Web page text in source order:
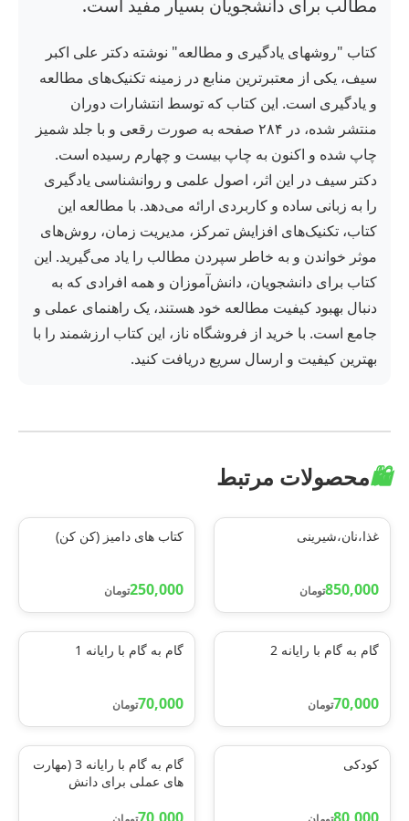
مطالب برای دانشجویان بسیار مفید است.
کتاب "روشهای یادگیری و مطالعه" نوشته دکتر علی اکبر
سیف، یکی از معتبرترین منابع در زمینه تکنیک‌های مطالعه
و یادگیری است. این کتاب که توسط انتشارات دوران
منتشر شده، در ۲۸۴ صفحه به صورت رقعی و با جلد شمیز
چاپ شده و اکنون به چاپ بیست و چهارم رسیده است.
دکتر سیف در این اثر، اصول علمی و روانشناسی یادگیری
را به زبانی ساده و کاربردی ارائه می‌دهد. با مطالعه این
کتاب، تکنیک‌های افزایش تمرکز، مدیریت زمان، روش‌های
موثر خواندن و به خاطر سپردن مطالب را یاد می‌گیرید. این
کتاب برای دانشجویان، دانش‌آموزان و همه افرادی که به
دنبال بهبود کیفیت مطالعه خود هستند، یک راهنمای عملی و
جامع است. با خرید از فروشگاه ناز، این کتاب ارزشمند را با
بهترین کیفیت و ارسال سریع دریافت کنید.
🛍️محصولات مرتبط
غذا،نان،شیرینی
850,000تومان
کتاب های دامیز (کن کن)
250,000تومان
گام به گام با رایانه 2
70,000تومان
گام به گام با رایانه 1
70,000تومان
کودکی
گام به گام با رایانه 3 (مهارت
های عملی برای دانش